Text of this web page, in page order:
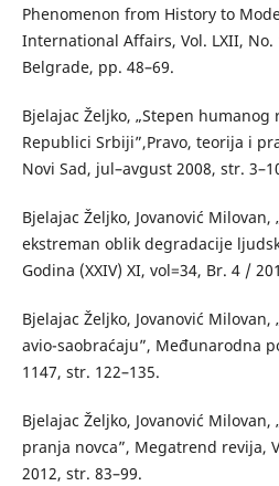
Phenomenon from History to
International Affairs, Vol. LXII, No.
Belgrade, pp. 48–69.
Bjelajac Željko, „Stepen
Republici Srbiji”,Pravo, teorija i
Novi Sad, jul–avgust 2008, str.
Bjelajac Željko, Jovanović
ekstreman oblik degradacije
Godina (XXIV) XI, vol=34, Br. 4 /
Bjelajac Željko, Jovanović
avio-saobraćaju”, Međunarodna
1147, str. 122–135.
Bjelajac Željko, Jovanović
pranja novca”, Megatrend revija,
2012, str. 83–99.